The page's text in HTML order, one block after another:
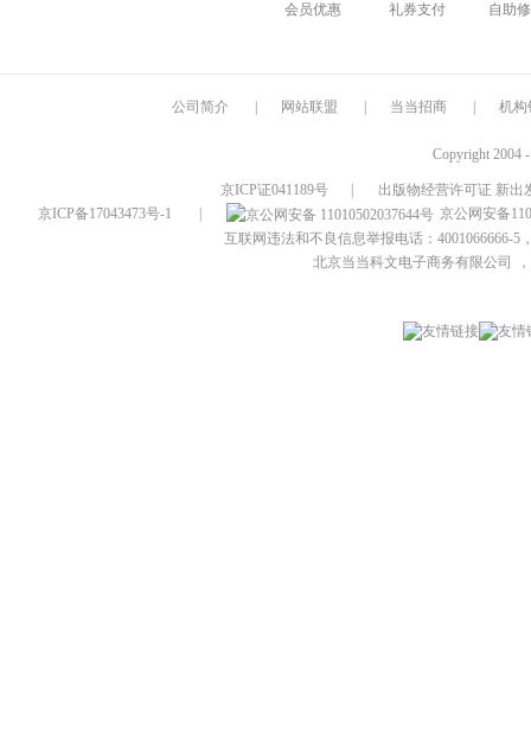
会员优惠
礼券支付
自助
公司简介 网站联盟 当当招商 机构
Copyright 2004
京ICP证041189号
出版物经营许可证 新出
京ICP备17043473号-1
京公网安备
互联网违法和不良信息举报电话：4001066666-5
北京当当科文电子商务有限公司